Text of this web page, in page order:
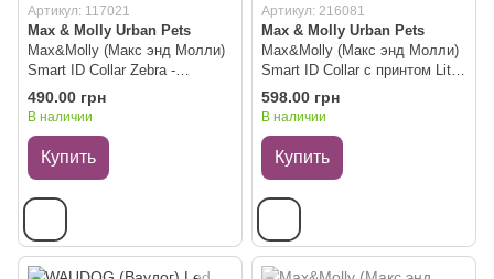
Артикул: 117021
Max & Molly Urban Pets
Max&Molly (Макс энд Молли)
Smart ID Collar Zebra -
Ошейник для кошек с принтом
Zebra, 1 размер
490.00 грн
В наличии
Купить
Артикул: 216081
Max & Molly Urban Pets
Max&Molly (Макс энд Молли)
Smart ID Collar с принтом Little
Monsters, 1 размер
598.00 грн
В наличии
Купить